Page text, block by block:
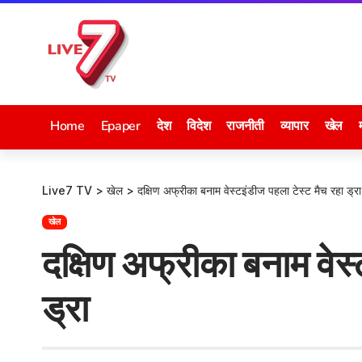
Home Epaper देश विदेश राजनीती व्यापार खेल
Live7 TV > खेल> दक्षिण अफ्रीका बनाम वेस्टइंडीज पहला टेस्ट मैच रहा ड्रा
खेल
दक्षिण अफ्रीका बनाम
ड्रा